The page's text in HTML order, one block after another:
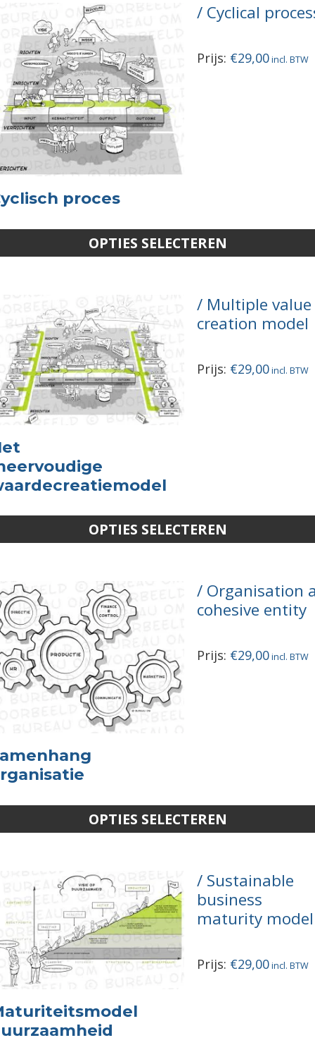
proces
Cyclical
Prijs: €29,00
OPTIES SELECTEREN
Multiple value
creation model
Prijs: €29,00
OPTIES SELECTEREN
Organisation
cohesive entity
Prijs: €29,00
OPTIES SELECTEREN
Sustainable
business
maturity model
Prijs: €29,00